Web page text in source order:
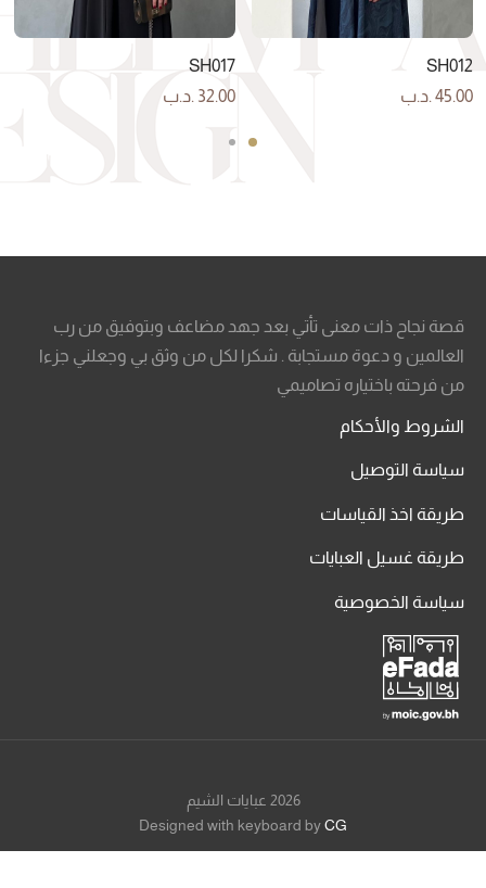
SH012
45.00 .د.ب
SH017
32.00 .د.ب
قصة نجاح ذات معنى تأتي بعد جهد مضاعف وبتوفيق من رب
العالمين و دعوة مستجابة . شكرا لكل من وثق بي وجعلني جزءا
من فرحته باختياره تصاميمي
الشروط والأحكام
سياسة التوصيل
طريقة اخذ القياسات
طريقة غسيل العبايات
سياسة الخصوصية
2026 عبايات الشيم
Designed with keyboard byCG